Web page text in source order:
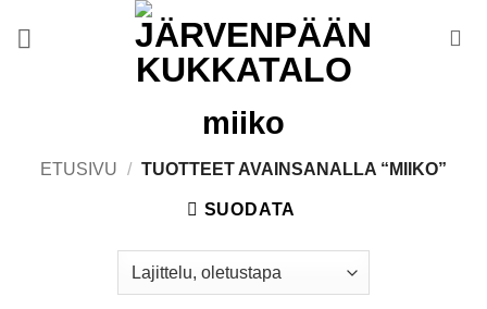
miiko
ETUSIVU / TUOTTEET AVAINSANALLA “MIIKO”
SUODATA